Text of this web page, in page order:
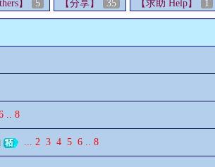
】 5 【分享】 35 【求助 Help】 1
.. 8
... 2 3 4 5 6 .. 8